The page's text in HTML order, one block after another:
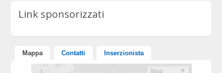
Link sponsorizzati
Mappa Contatti Inserzionista